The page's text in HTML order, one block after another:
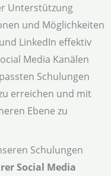
Unterstützung
und Möglichkeiten
LinkedIn effektiv
Media Kanälen
Schulungen
erreichen und mit
Ebene zu
Schulungen
Social Media